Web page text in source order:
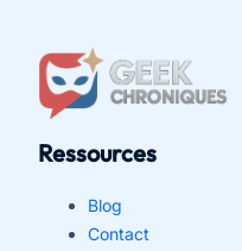
Ressources
Blog
Contact